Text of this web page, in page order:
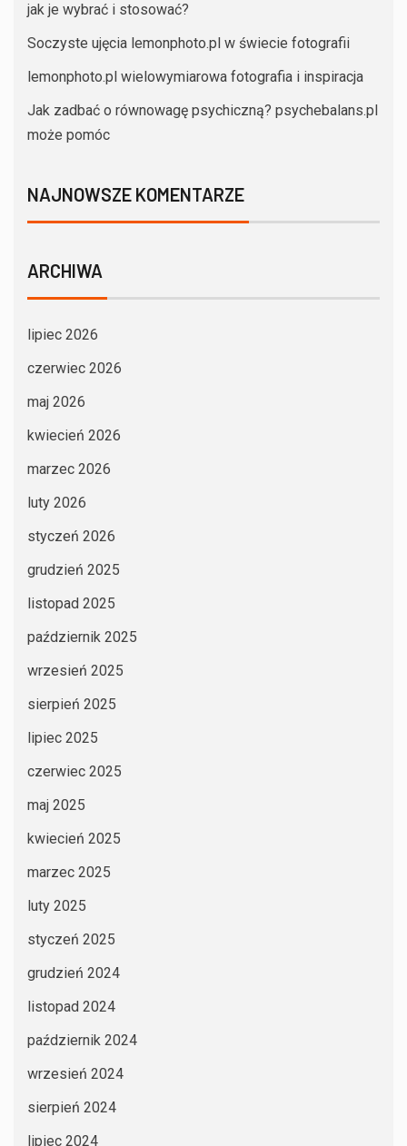
jak je wybrać i stosować?
Soczyste ujęcia lemonphoto.pl w świecie fotografii
lemonphoto.pl wielowymiarowa fotografia i inspiracja
Jak zadbać o równowagę psychiczną? psychebalans.pl
może pomóc
NAJNOWSZE KOMENTARZE
ARCHIWA
lipiec 2026
czerwiec 2026
maj 2026
kwiecień 2026
marzec 2026
luty 2026
styczeń 2026
grudzień 2025
listopad 2025
październik 2025
wrzesień 2025
sierpień 2025
lipiec 2025
czerwiec 2025
maj 2025
kwiecień 2025
marzec 2025
luty 2025
styczeń 2025
grudzień 2024
listopad 2024
październik 2024
wrzesień 2024
sierpień 2024
lipiec 2024